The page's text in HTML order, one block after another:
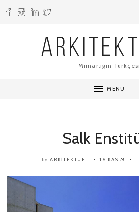
Mimarlığın Türkçesi
MENU
Salk
by ARKITEKTUEL 16 KASIM